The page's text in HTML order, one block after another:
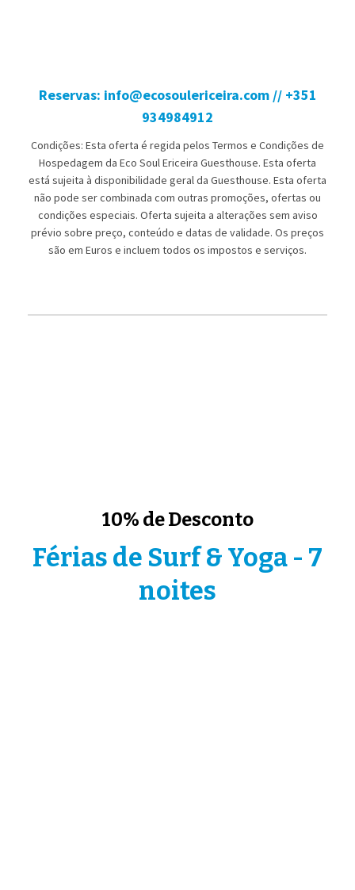
Reservas: info@ecosoulericeira.com // +351
934984912
Condições: Esta oferta é regida pelos Termos e Condições de
Hospedagem da Eco Soul Ericeira Guesthouse. Esta oferta
está sujeita à disponibilidade geral da Guesthouse. Esta oferta
não pode ser combinada com outras promoções, ofertas ou
condições especiais. Oferta sujeita a alterações sem aviso
prévio sobre preço, conteúdo e datas de validade. Os preços
são em Euros e incluem todos os impostos e serviços.
10% de Desconto
Férias de Surf & Yoga - 7
noites